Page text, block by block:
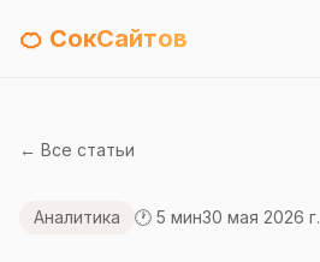
🍊 СокСайтов
← Все статьи
Аналитика 🕐 5 мин30 мая 2026 г.